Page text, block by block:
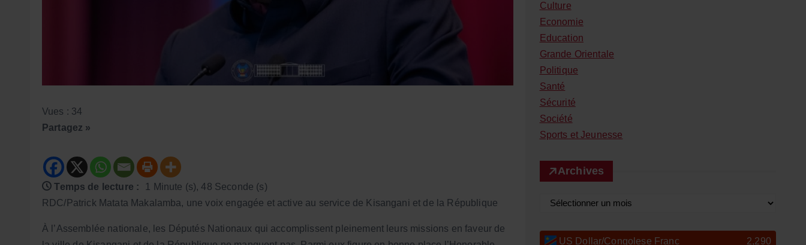
Vues : 34
Partagez »
Temps de lecture :
1 Minute (s), 48 Seconde (s)
RDC/Patrick Matata Makalamba, une voix engagée et active au service de Kisangani et de la République
À l’Assemblée nationale, les Députés Nationaux qui accomplissent pleinement leurs missions en faveur de
Culture
Economie
Education
Grande Orientale
Politique
Santé
Sécurité
Société
Sports et Jeunesse
Archives
c
US Dollar/Congolese Franc 2,290